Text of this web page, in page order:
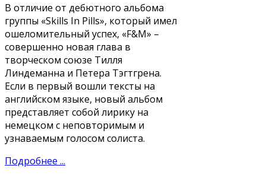
В отличие от дебютного альбома
группы «Skills In Pills», который имел
ошеломительный успех, «F&M» –
совершенно новая глава в
творческом союзе Тилля
Линдеманна и Петера Тэгтгрена.
Если в первый вошли тексты на
английском языке, новый альбом
представляет собой лирику на
немецком с неповторимым и
узнаваемым голосом солиста.
Подробнее ...